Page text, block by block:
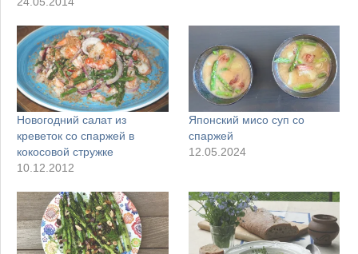
Новогодний салат из
креветок со спаржей в
кокосовой стружке
10.12.2012
Японский мисо суп со
спаржей
12.05.2024